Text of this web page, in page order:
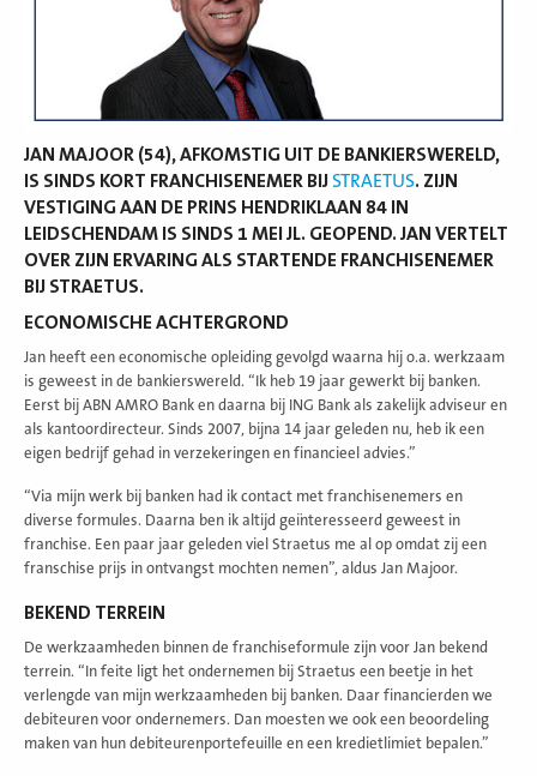
JAN MAJOOR (54), AFKOMSTIG UIT DE BANKIERSWERELD,
IS SINDS KORT FRANCHISENEMER BIJSTRAETUS. ZIJN
VESTIGING AAN DE PRINS HENDRIKLAAN 84 IN
LEIDSCHENDAM IS SINDS 1 MEI JL. GEOPEND. JAN VERTELT
OVER ZIJN ERVARING ALS STARTENDE FRANCHISENEMER
BIJ STRAETUS.
ECONOMISCHE ACHTERGROND
Jan heeft een economische opleiding gevolgd waarna hij o.a. werkzaam
is geweest in de bankierswereld. “Ik heb 19 jaar gewerkt bij banken.
Eerst bij ABN AMRO Bank en daarna bij ING Bank als zakelijk adviseur en
als kantoordirecteur. Sinds 2007, bijna 14 jaar geleden nu, heb ik een
eigen bedrijf gehad in verzekeringen en financieel advies.”
“Via mijn werk bij banken had ik contact met franchisenemers en
diverse formules. Daarna ben ik altijd geïnteresseerd geweest in
franchise. Een paar jaar geleden viel Straetus me al op omdat zij een
franschise prijs in ontvangst mochten nemen”, aldus Jan Majoor.
BEKEND TERREIN
De werkzaamheden binnen de franchiseformule zijn voor Jan bekend
terrein. “In feite ligt het ondernemen bij Straetus een beetje in het
verlengde van mijn werkzaamheden bij banken. Daar financierden we
debiteuren voor ondernemers. Dan moesten we ook een beoordeling
maken van hun debiteurenportefeuille en een kredietlimiet bepalen.”